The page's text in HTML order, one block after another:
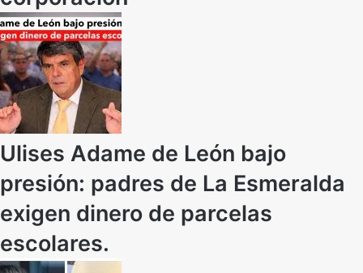
Ulises Adame de León bajo
presión: padres de La Esmeralda
exigen dinero de parcelas
escolares.